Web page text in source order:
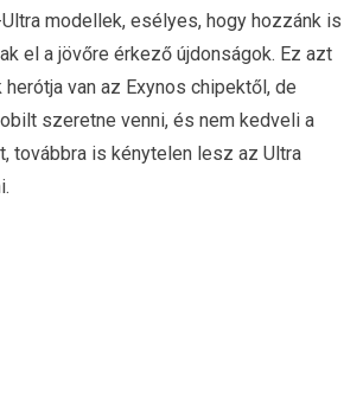
modellek, esélyes, hogy hozzánk is
el a jövőre érkező újdonságok. Ez azt
van az Exynos chipektől, de
szeretne venni, és nem kedveli a
továbbra is kénytelen lesz az Ultra